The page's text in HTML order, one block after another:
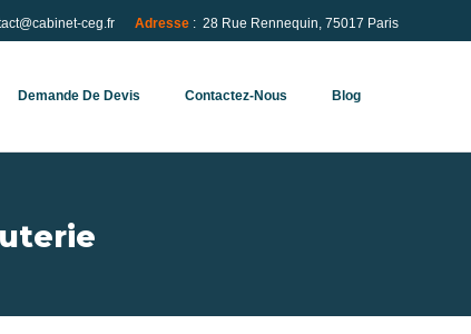
ceg.fr Adresse: 28 Rue Rennequin, 75017 Paris
Demande De Devis Contactez-Nous Blog